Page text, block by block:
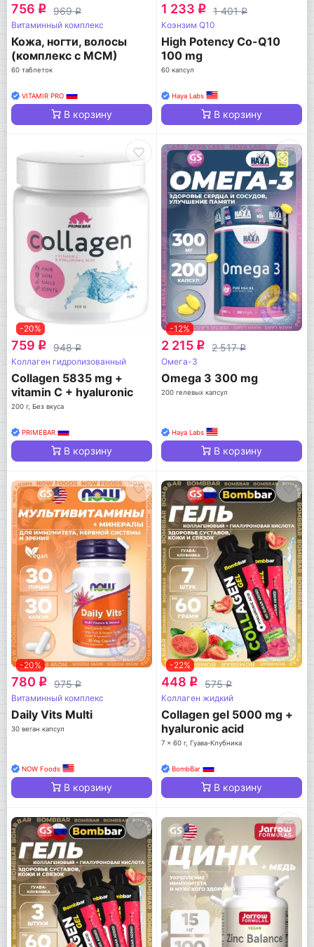
756 q 969q
Витаминный комплекс
Кожа, ногти, волосы
(комплекс с МСМ)
60 таблеток
VITAMIR PRO
В корзину
1 233 q 1 401q
Коэнзим Q10
High Potency Co-Q10
100 mg
60 капсул
Haya Labs
В корзину
-20%
759 q 948q
Коллаген гидролизованный
Collagen 5835 mg +
vitamin C + hyaluronic
acid
200 г, Без вкуса
PRIMEBAR
В корзину
-12%
2 215 q 2 517q
Омега-3
Omega 3 300 mg
200 гелевых капсул
Haya Labs
В корзину
-20%
780 q 975q
Витаминный комплекс
Daily Vits Multi
30 веган капсул
NOW Foods
В корзину
-22%
448 q 575q
Коллаген жидкий
Collagen gel 5000 mg +
hyaluronic acid
7 x 60 г, Гуава-Клубника
BombBar
В корзину